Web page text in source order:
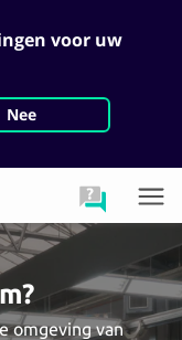
voor uw
Nee
omgeving van